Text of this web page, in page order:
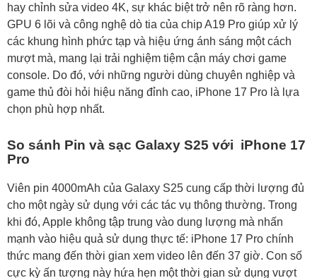
hay chỉnh sửa video 4K, sự khác biệt trở nên rõ ràng hơn.
GPU 6 lõi và công nghệ dò tia của chip A19 Pro giúp xử lý
các khung hình phức tạp và hiệu ứng ánh sáng một cách
mượt mà, mang lại trải nghiệm tiệm cận máy chơi game
console. Do đó, với những người dùng chuyên nghiệp và
game thủ đòi hỏi hiệu năng đỉnh cao, iPhone 17 Pro là lựa
chọn phù hợp nhất.
So sánh Pin và sạc Galaxy S25 với iPhone 17
Pro
Viên pin 4000mAh của Galaxy S25 cung cấp thời lượng đủ
cho một ngày sử dụng với các tác vụ thông thường. Trong
khi đó, Apple không tập trung vào dung lượng mà nhấn
mạnh vào hiệu quả sử dụng thực tế: iPhone 17 Pro chính
thức mang đến thời gian xem video lên đến 37 giờ. Con số
cực kỳ ấn tượng này hứa hẹn một thời gian sử dụng vượt